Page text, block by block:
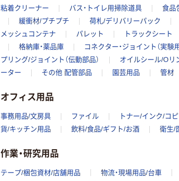
粘着クリーナー
バス・トイレ用掃除道具 食品
緩衝材/プチプチ
荷札/デリバリーパック
メッシュコンテナ
パレット トラックシート
格納庫・薬品庫
コネクター・ジョイント（実験用
プリング/ジョイント（伝動部品）
オイルシール/Oリ
ーター
その他 配管部品 園芸用品 管材
オフィス用品
事務用品/文房具 ファイル トナー/インク/コ
貨/キッチン用品
飲料/食品/ギフト/お酒 衛生/
作業・研究用品
テープ/梱包資材/店舗用品 物流・現場用品/台車